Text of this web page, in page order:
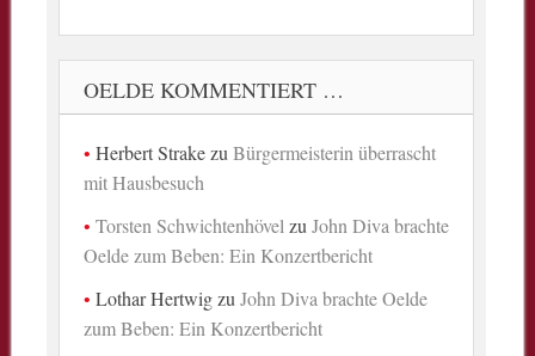
OELDE KOMMENTIERT …
Herbert StrakezuBürgermeisterin überrascht
mit Hausbesuch
Torsten Schwichtenhövel zuJohn Diva brachte
Oelde zum Beben: Ein Konzertbericht
Lothar HertwigzuJohn Diva brachte Oelde
zum Beben: Ein Konzertbericht